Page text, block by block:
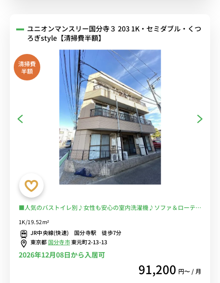
ユニオンマンスリー国分寺３ 203 1K・セミダブル・くつ
ろぎstyle【清掃費半額】
清掃費
半額
■人気のバストイレ別♪女性も安心の室内洗濯機♪ソファ＆ローテー
京・新宿まで乗換なし/26時まで営業のスーパー「マルエツ」あり/休
日は武蔵国分寺公園でのんびり過ごすのもおすすめ■選べるWi-Fi格
安レンタル中！
1K/19.52m²
JR中央線(快速) 国分寺駅 徒歩7分
東京都 国分寺市東元町2-13-13
2026年12月08日から入居可
91,200 円〜 / 月